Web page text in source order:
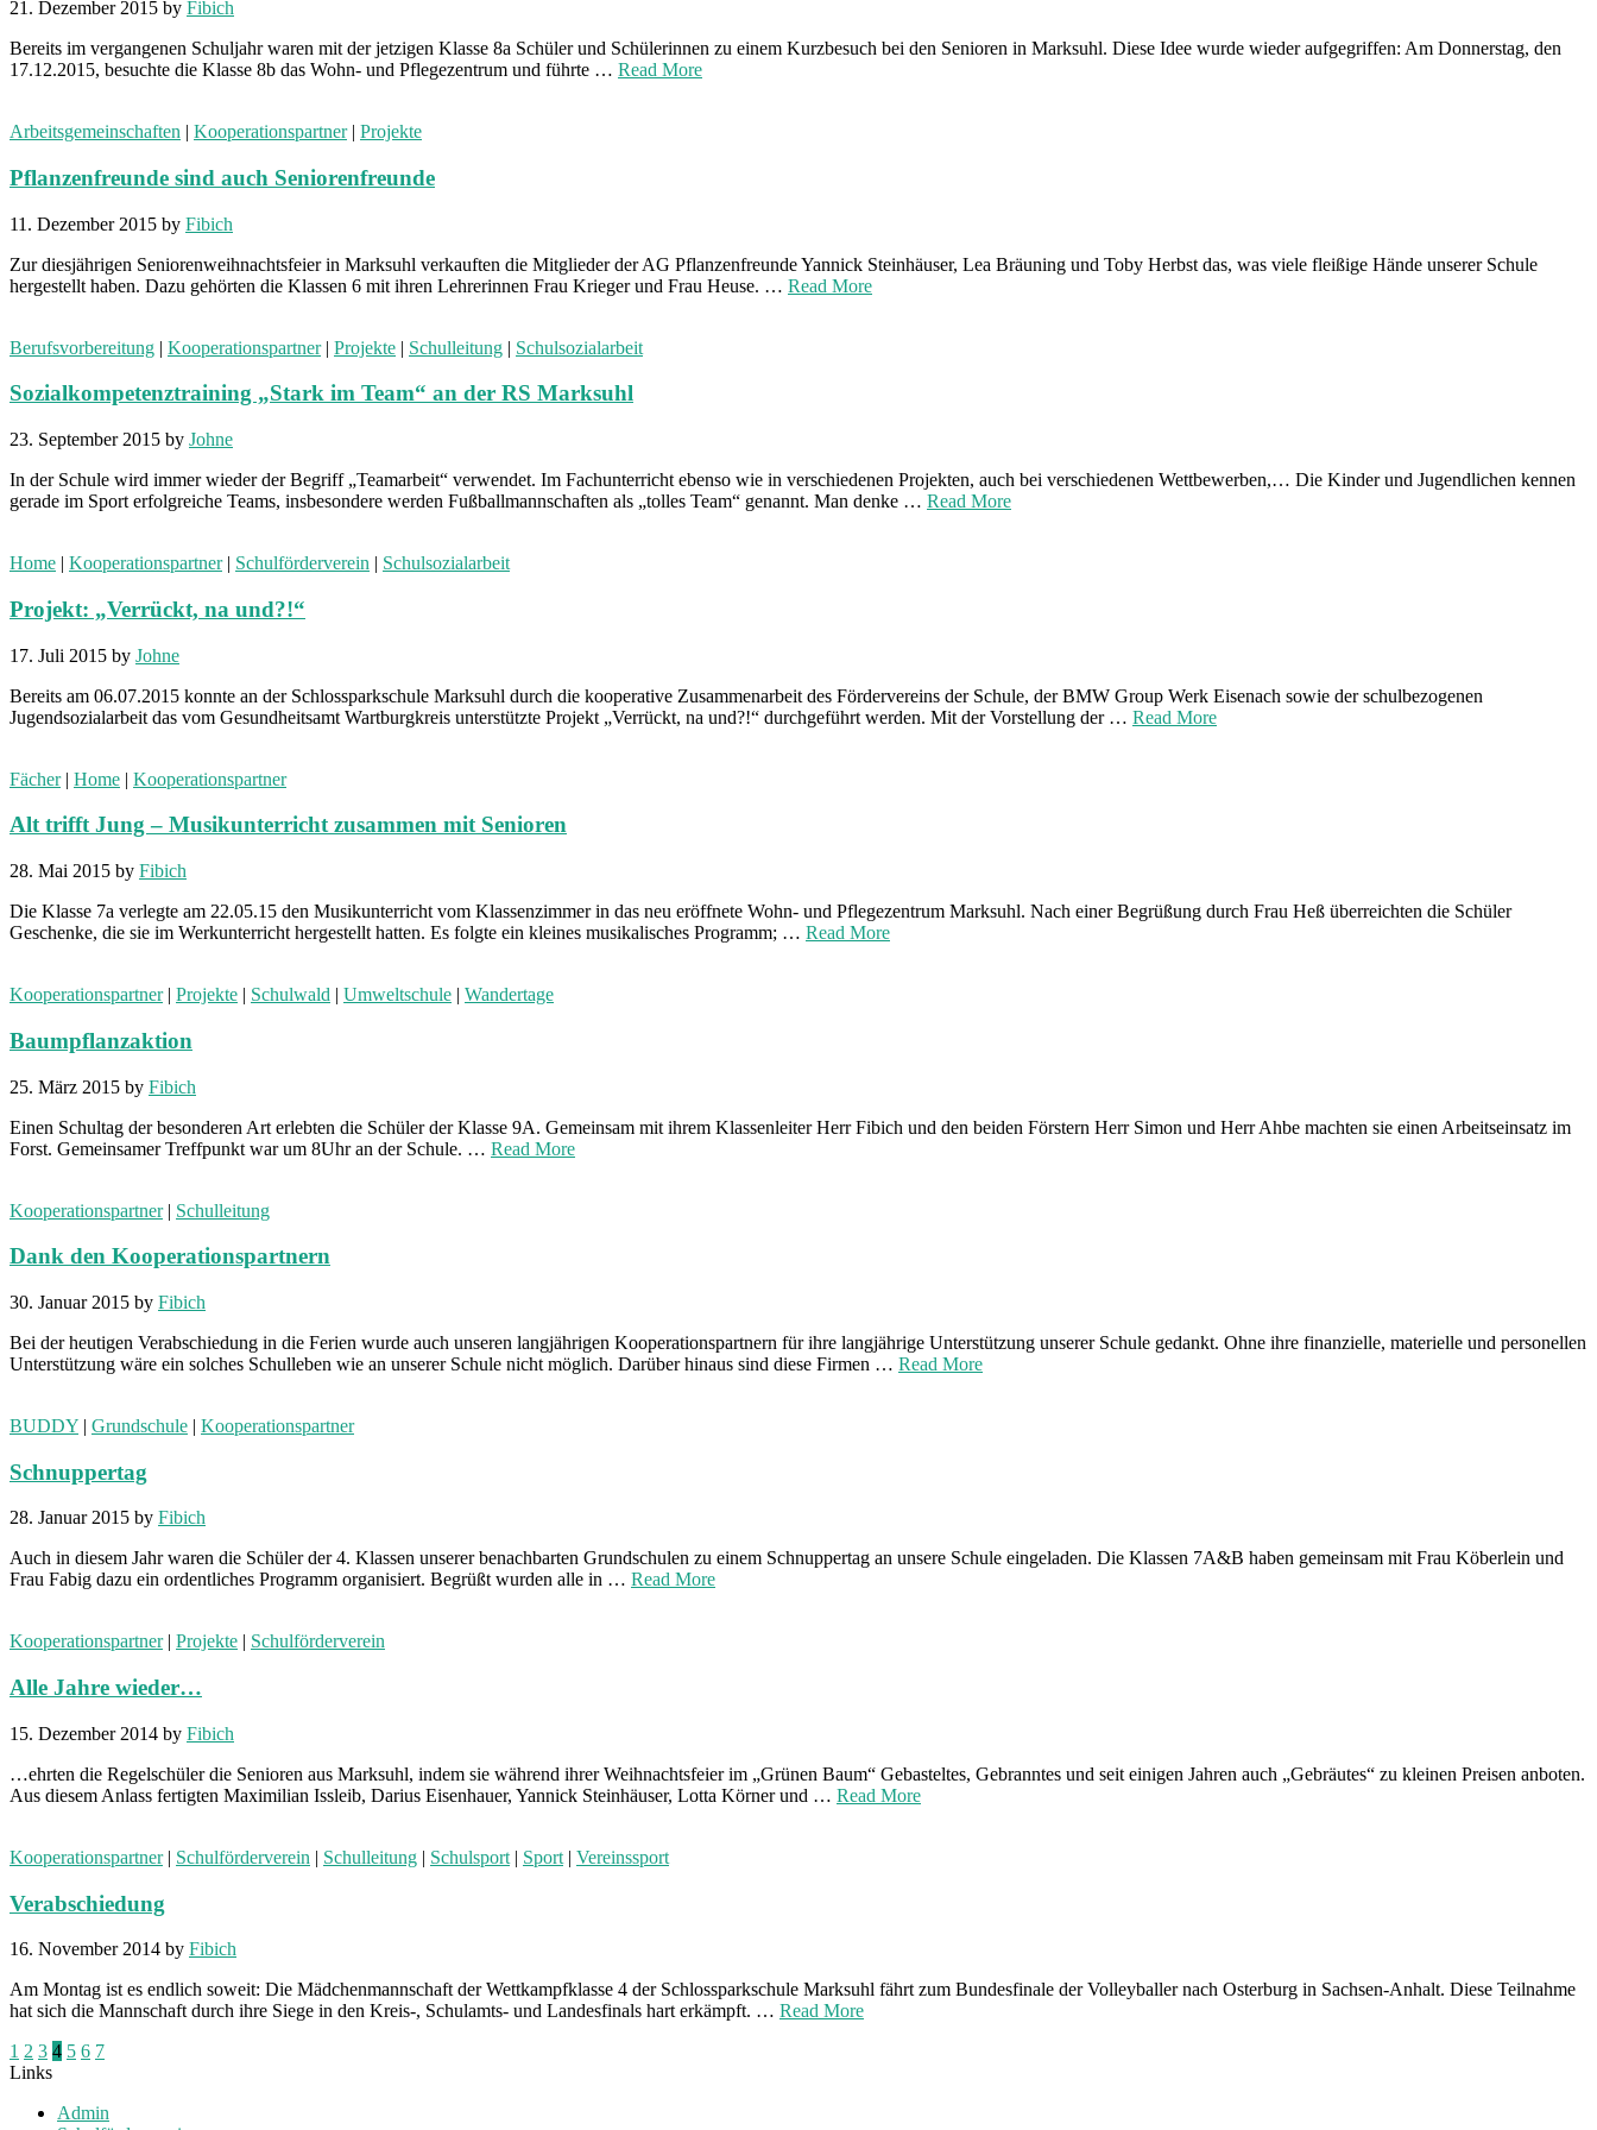
21. Dezember 2015 by Fibich
Bereits im vergangenen Schuljahr waren mit der jetzigen Klasse 8a Schüler und Schülerinnen zu einem Kurzbesuch bei den Senioren in Marksuhl. Diese Idee wurde wieder aufgegriffen: Am Donnerstag, den
17.12.2015, besuchte die Klasse 8b das Wohn- und Pflegezentrum und führte … Read More
Arbeitsgemeinschaften | Kooperationspartner| Projekte
Pflanzenfreunde sind auch Seniorenfreunde
11. Dezember 2015 by Fibich
Zur diesjährigen Seniorenweihnachtsfeier in Marksuhl verkauften die Mitglieder der AG Pflanzenfreunde Yannick Steinhäuser, Lea Bräuning und Toby Herbst das, was viele fleißige Hände unserer Schule
hergestellt haben. Dazu gehörten die Klassen 6 mit ihren Lehrerinnen Frau Krieger und Frau Heuse. … Read More
Berufsvorbereitung | Kooperationspartner| Projekte | Schulleitung | Schulsozialarbeit
Sozialkompetenztraining „Stark im Team“ an der RS Marksuhl
23. September 2015 by Johne
In der Schule wird immer wieder der Begriff „Teamarbeit“ verwendet. Im Fachunterricht ebenso wie in verschiedenen Projekten, auch bei verschiedenen Wettbewerben,… Die Kinder und Jugendlichen kennen
gerade im Sport erfolgreiche Teams, insbesondere werden Fußballmannschaften als „tolles Team“ genannt. Man denke … Read More
Home | Kooperationspartner| Schulförderverein | Schulsozialarbeit
Projekt: „Verrückt, na und?!“
17. Juli 2015 by Johne
Bereits am 06.07.2015 konnte an der Schlossparkschule Marksuhl durch die kooperative Zusammenarbeit des Fördervereins der Schule, der BMW Group Werk Eisenach sowie der schulbezogenen
Jugendsozialarbeit das vom Gesundheitsamt Wartburgkreis unterstützte Projekt „Verrückt, na und?!“ durchgeführt werden. Mit der Vorstellung der … Read More
Fächer| Home | Kooperationspartner
Alt trifft Jung – Musikunterricht zusammen mit Senioren
28. Mai 2015 by Fibich
Die Klasse 7a verlegte am 22.05.15 den Musikunterricht vom Klassenzimmer in das neu eröffnete Wohn- und Pflegezentrum Marksuhl. Nach einer Begrüßung durch Frau Heß überreichten die Schüler
Geschenke, die sie im Werkunterricht hergestellt hatten. Es folgte ein kleines musikalisches Programm; … Read More
Kooperationspartner| Projekte | Schulwald | Umweltschule | Wandertage
Baumpflanzaktion
25. März 2015 by Fibich
Einen Schultag der besonderen Art erlebten die Schüler der Klasse 9A. Gemeinsam mit ihrem Klassenleiter Herr Fibich und den beiden Förstern Herr Simon und Herr Ahbe machten sie einen Arbeitseinsatz im
Forst. Gemeinsamer Treffpunkt war um 8Uhr an der Schule. … Read More
Kooperationspartner| Schulleitung
Dank den Kooperationspartnern
30. Januar 2015 by Fibich
Bei der heutigen Verabschiedung in die Ferien wurde auch unseren langjährigen Kooperationspartnern für ihre langjährige Unterstützung unserer Schule gedankt. Ohne ihre finanzielle, materielle und personellen
Unterstützung wäre ein solches Schulleben wie an unserer Schule nicht möglich. Darüber hinaus sind diese Firmen … Read More
BUDDY | Grundschule | Kooperationspartner
Schnuppertag
28. Januar 2015 by Fibich
Auch in diesem Jahr waren die Schüler der 4. Klassen unserer benachbarten Grundschulen zu einem Schnuppertag an unsere Schule eingeladen. Die Klassen 7A&B haben gemeinsam mit Frau Köberlein und
Frau Fabig dazu ein ordentliches Programm organisiert. Begrüßt wurden alle in … Read More
Kooperationspartner| Projekte | Schulförderverein
Alle Jahre wieder…
15. Dezember 2014 by Fibich
…ehrten die Regelschüler die Senioren aus Marksuhl, indem sie während ihrer Weihnachtsfeier im „Grünen Baum“ Gebasteltes, Gebranntes und seit einigen Jahren auch „Gebräutes“ zu kleinen Preisen anboten.
Aus diesem Anlass fertigten Maximilian Issleib, Darius Eisenhauer, Yannick Steinhäuser, Lotta Körner und … Read More
Kooperationspartner| Schulförderverein | Schulleitung | Schulsport | Sport | Vereinssport
Verabschiedung
16. November 2014 by Fibich
Am Montag ist es endlich soweit: Die Mädchenmannschaft der Wettkampfklasse 4 der Schlossparkschule Marksuhl fährt zum Bundesfinale der Volleyballer nach Osterburg in Sachsen-Anhalt. Diese Teilnahme
hat sich die Mannschaft durch ihre Siege in den Kreis-, Schulamts- und Landesfinals hart erkämpft. … Read More
Seitennummerierung
der
Beiträge
1 2 3 4 5 6 7
Links
Admin